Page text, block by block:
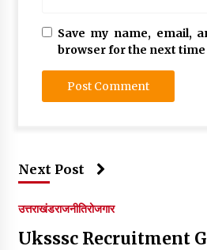
Save my name, email,
browser for the next
Next Post
उत्तराखंडराजनीतिरोजगार
Uksssc Recruitment